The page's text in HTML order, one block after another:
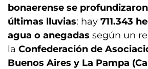
bonaerense se
últimas lluvias: hay 711.343
agua o anegadas según un
la Confederación de
Buenos Aires y La Pampa